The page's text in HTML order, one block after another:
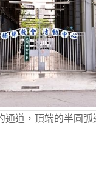
通道，頂端的半圓弧